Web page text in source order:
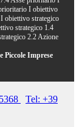
I obiettivo
obiettivo strategico
strategico 1.4
2.2 Azione
Piccole Imprese
Tel: +39